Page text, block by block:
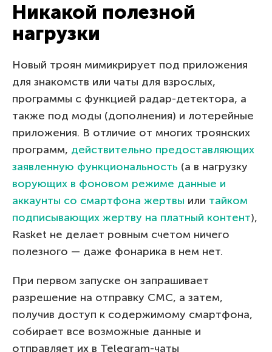
Никакой полезной
нагрузки
Новый троян мимикрирует под приложения
для знакомств или чаты для взрослых,
программы с функцией радар-детектора, а
также под моды (дополнения) и лотерейные
приложения. В отличие от многих троянских
программ, действительно предоставляющих
заявленную функциональность (а в нагрузку
ворующих в фоновом режиме данные и
аккаунты со смартфона жертвы или тайком
подписывающих жертву на платный контент),
Rasket не делает ровным счетом ничего
полезного — даже фонарика в нем нет.
При первом запуске он запрашивает
разрешение на отправку СМС, а затем,
получив доступ к содержимому смартфона,
собирает все возможные данные и
отправляет их в Telegram-чаты